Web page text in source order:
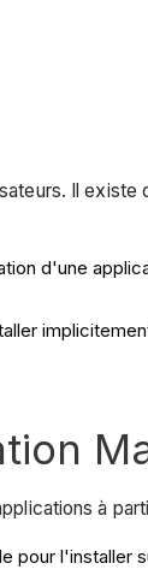
Il existe
d'une
à
pour